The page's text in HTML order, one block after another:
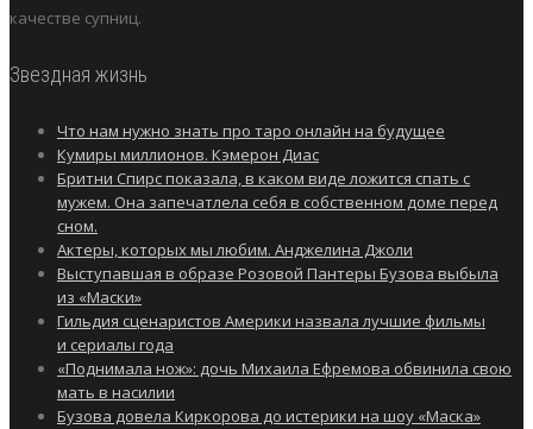
качестве супниц.
Звездная жизнь
Что нам нужно знать про таро онлайн на будущее
Кумиры миллионов. Кэмерон Диас
Бритни Спирс показала, в каком виде ложится спать с
мужем. Она запечатлела себя в собственном доме перед
сном.
Актеры, которых мы любим. Анджелина Джоли
Выступавшая в образе Розовой Пантеры Бузова выбыла
из «Маски»
Гильдия сценаристов Америки назвала лучшие фильмы
и сериалы года
«Поднимала нож»: дочь Михаила Ефремова обвинила свою
мать в насилии
Бузова довела Киркорова до истерики на шоу «Маска»